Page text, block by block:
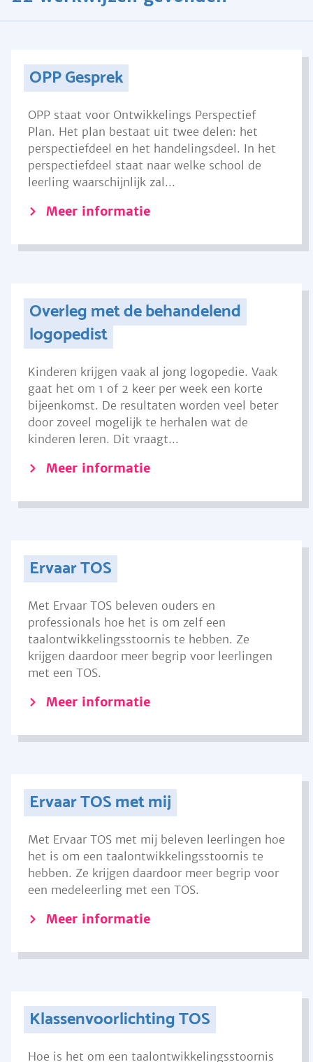
OPP Gesprek
OPP staat voor Ontwikkelings Perspectief
Plan. Het plan bestaat uit twee delen: het
perspectiefdeel en het handelingsdeel. In het
perspectiefdeel staat naar welke school de
leerling waarschijnlijk zal...
Meer informatie
Overleg met de behandelend
logopedist
Kinderen krijgen vaak al jong logopedie. Vaak
gaat het om 1 of 2 keer per week een korte
bijeenkomst. De resultaten worden veel beter
door zoveel mogelijk te herhalen wat de
kinderen leren. Dit vraagt...
Meer informatie
Ervaar TOS
Met Ervaar TOS beleven ouders en
professionals hoe het is om zelf een
taalontwikkelingsstoornis te hebben. Ze
krijgen daardoor meer begrip voor leerlingen
met een TOS.
Meer informatie
Ervaar TOS met mij
Met Ervaar TOS met mij beleven leerlingen hoe
het is om een taalontwikkelingsstoornis te
hebben. Ze krijgen daardoor meer begrip voor
een medeleerling met een TOS.
Meer informatie
Klassenvoorlichting TOS
Hoe is het om een taalontwikkelingsstoornis